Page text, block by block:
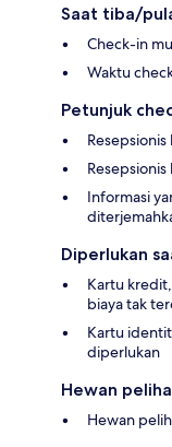
Saat tiba/
Check-in
Waktu
Petunjuk
Informasi
Diperlukan
Kartu
biaya tak
Kartu
diperlukan
Hewan
Hewan